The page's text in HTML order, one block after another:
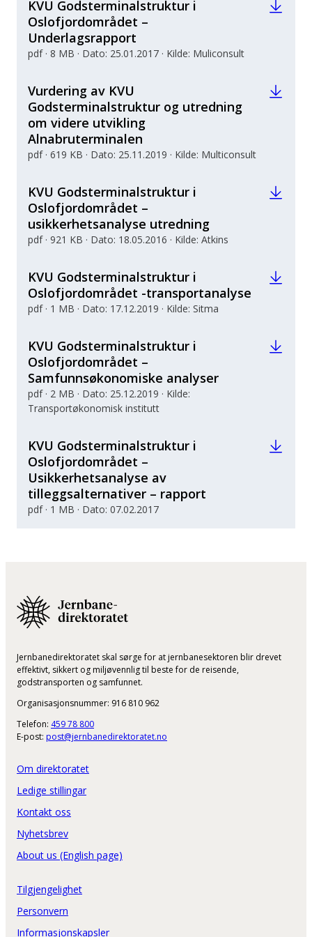
KVU Godsterminalstruktur i
Oslofjordområdet –
Underlagsrapport
pdf · 8 MB · Dato: 25.01.2017 · Kilde: Muliconsult
Vurdering av KVU
Godsterminalstruktur og utredning
om videre utvikling
Alnabruterminalen
pdf · 619 KB · Dato: 25.11.2019 · Kilde: Multiconsult
KVU Godsterminalstruktur i
Oslofjordområdet –
usikkerhetsanalyse utredning
pdf · 921 KB · Dato: 18.05.2016 · Kilde: Atkins
KVU Godsterminalstruktur i
Oslofjordområdet -transportanalyse
pdf · 1 MB · Dato: 17.12.2019 · Kilde: Sitma
KVU Godsterminalstruktur i
Oslofjordområdet –
Samfunnsøkonomiske analyser
pdf · 2 MB · Dato: 25.12.2019 · Kilde:
Transportøkonomisk institutt
KVU Godsterminalstruktur i
Oslofjordområdet –
Usikkerhetsanalyse av
tilleggsalternativer – rapport
pdf · 1 MB · Dato: 07.02.2017
Jernbanedirektoratet skal sørge for at jernbanesektoren blir drevet
effektivt, sikkert og miljøvennlig til beste for de reisende,
godstransporten og samfunnet.
Organisasjonsnummer: 916 810 962
Telefon: 459 78 800
E-post: post@jernbanedirektoratet.no
Om direktoratet
Ledige stillingar
Kontakt oss
Nyhetsbrev
About us (English page)
Tilgjengelighet
Personvern
Informasjonskapsler